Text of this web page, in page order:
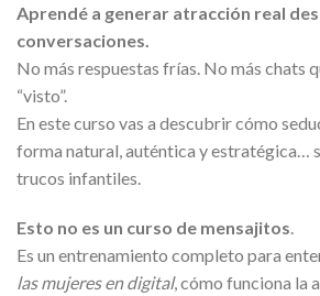
Aprendé a generar atracción real
conversaciones.
No más respuestas frías. No más chats
“visto”.
En este curso vas a descubrir cómo
forma natural, auténtica y estratégica…
trucos infantiles.
Esto no es un curso de mensajitos.
Es un entrenamiento completo para
las mujeres en digital, cómo funciona la